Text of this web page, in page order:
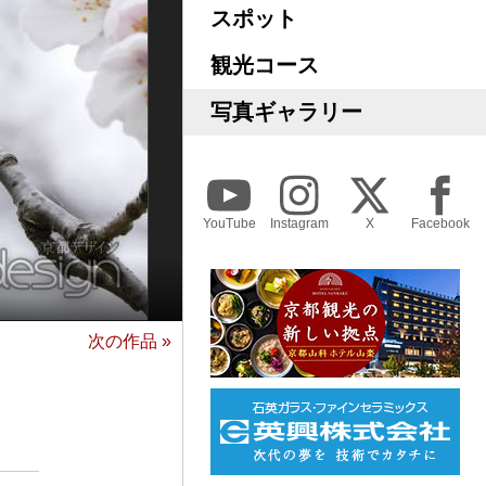
次の作品 »
スポット
観光コース
写真ギャラリー
YouTube Instagram X Facebook